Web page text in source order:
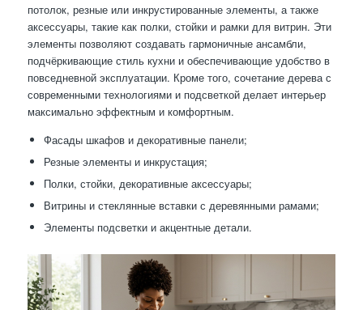
потолок, резные или инкрустированные элементы, а также
аксессуары, такие как полки, стойки и рамки для витрин. Эти
элементы позволяют создавать гармоничные ансамбли,
подчёркивающие стиль кухни и обеспечивающие удобство в
повседневной эксплуатации. Кроме того, сочетание дерева с
современными технологиями и подсветкой делает интерьер
максимально эффектным и комфортным.
Фасады шкафов и декоративные панели;
Резные элементы и инкрустация;
Полки, стойки, декоративные аксессуары;
Витрины и стеклянные вставки с деревянными рамами;
Элементы подсветки и акцентные детали.